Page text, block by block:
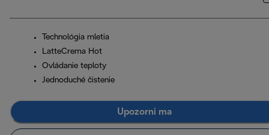
Technológia mletia
LatteCrema Hot
Ovládanie teploty
Jednoduché čistenie
Upozorni ma